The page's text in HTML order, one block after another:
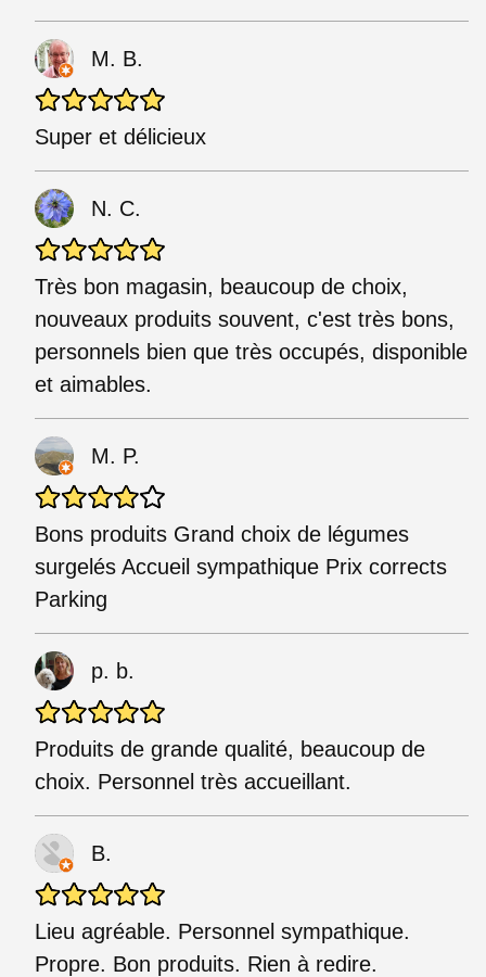
M. B.
Super et délicieux
N. C.
Très bon magasin, beaucoup de choix,
nouveaux produits souvent, c'est très bons,
personnels bien que très occupés, disponible
et aimables.
M. P.
Bons produits Grand choix de légumes
surgelés Accueil sympathique Prix corrects
Parking
p. b.
Produits de grande qualité, beaucoup de
choix. Personnel très accueillant.
B.
Lieu agréable. Personnel sympathique.
Propre. Bon produits. Rien à redire.